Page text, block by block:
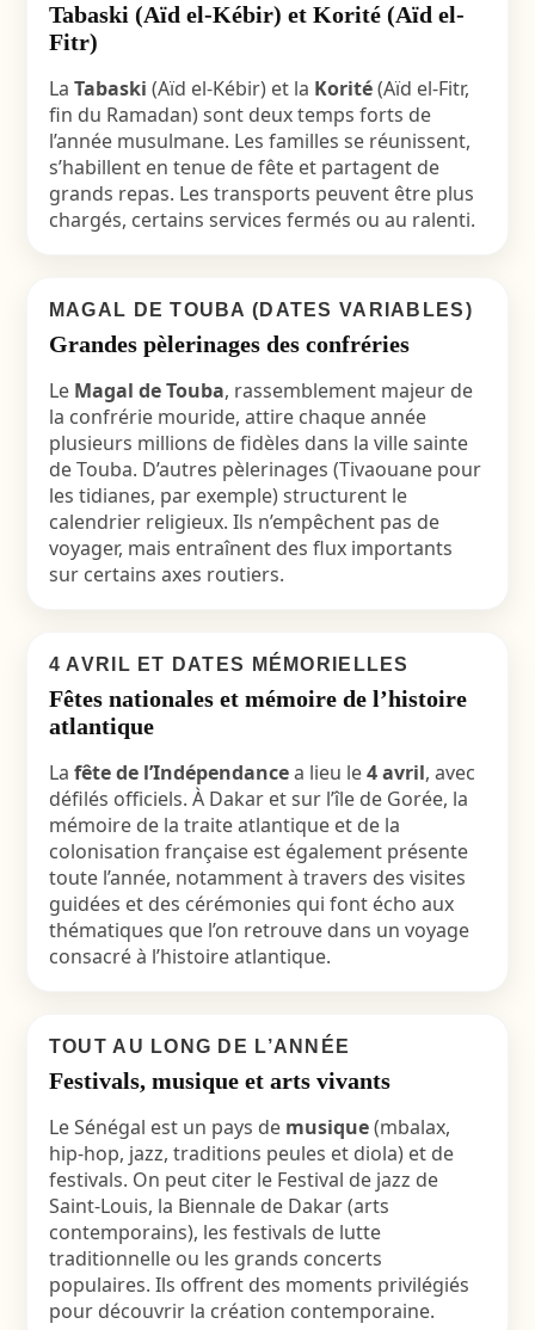
Tabaski (Aïd el-Kébir) et Korité (Aïd el-
Fitr)
La Tabaski (Aïd el-Kébir) et la Korité(Aïd el-Fitr,
fin du Ramadan) sont deux temps forts de
l’année musulmane. Les familles se réunissent,
s’habillent en tenue de fête et partagent de
grands repas. Les transports peuvent être plus
chargés, certains services fermés ou au ralenti.
MAGAL DE TOUBA (DATES VARIABLES)
Grandes pèlerinages des confréries
Le Magal de Touba, rassemblement majeur de
la confrérie mouride, attire chaque année
plusieurs millions de fidèles dans la ville sainte
de Touba. D’autres pèlerinages (Tivaouane pour
les tidianes, par exemple) structurent le
calendrier religieux. Ils n’empêchent pas de
voyager, mais entraînent des flux importants
sur certains axes routiers.
4 AVRIL ET DATES MÉMORIELLES
Fêtes nationales et mémoire de l’histoire
atlantique
La fête de l’Indépendancea lieu le4 avril, avec
défilés officiels. À Dakar et sur l’île de Gorée, la
mémoire de la traite atlantique et de la
colonisation française est également présente
toute l’année, notamment à travers des visites
guidées et des cérémonies qui font écho aux
thématiques que l’on retrouve dans un voyage
consacré à l’histoire atlantique.
TOUT AU LONG DE L’ANNÉE
Festivals, musique et arts vivants
Le Sénégal est un pays de musique(mbalax,
hip-hop, jazz, traditions peules et diola) et de
festivals. On peut citer le Festival de jazz de
Saint-Louis, la Biennale de Dakar (arts
contemporains), les festivals de lutte
traditionnelle ou les grands concerts
populaires. Ils offrent des moments privilégiés
pour découvrir la création contemporaine.